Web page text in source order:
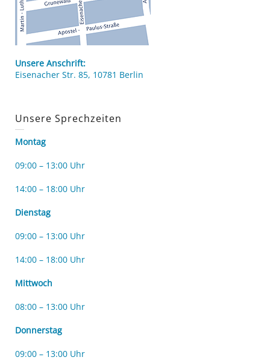
Unsere Anschrift:
Eisenacher Str. 85, 10781 Berlin
Unsere Sprechzeiten
Montag
09:00 – 13:00 Uhr
14:00 – 18:00 Uhr
Dienstag
09:00 – 13:00 Uhr
14:00 – 18:00 Uhr
Mittwoch
08:00 – 13:00 Uhr
Donnerstag
09:00 – 13:00 Uhr